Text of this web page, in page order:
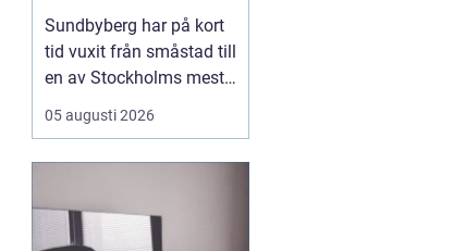
mat, sport och
spontana möten
Sundbyberg har på kort
tid vuxit från småstad till
en av Stockholms mest
levande knutpunkter.
Med nya bostäder,
också restauranglivet
tagit fart. Här blandas
05 augusti 2026